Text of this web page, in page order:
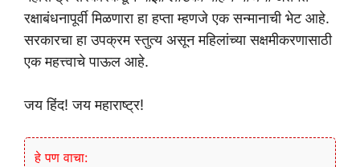
रक्षाबंधनापूर्वी मिळणारा हा हप्ता म्हणजे एक सन्मानाची भेट आहे.
सरकारचा हा उपक्रम स्तुत्य असून महिलांच्या सक्षमीकरणासाठी
एक महत्त्वाचे पाऊल आहे.
जय हिंद! जय महाराष्ट्र!
हे पण वाचा: